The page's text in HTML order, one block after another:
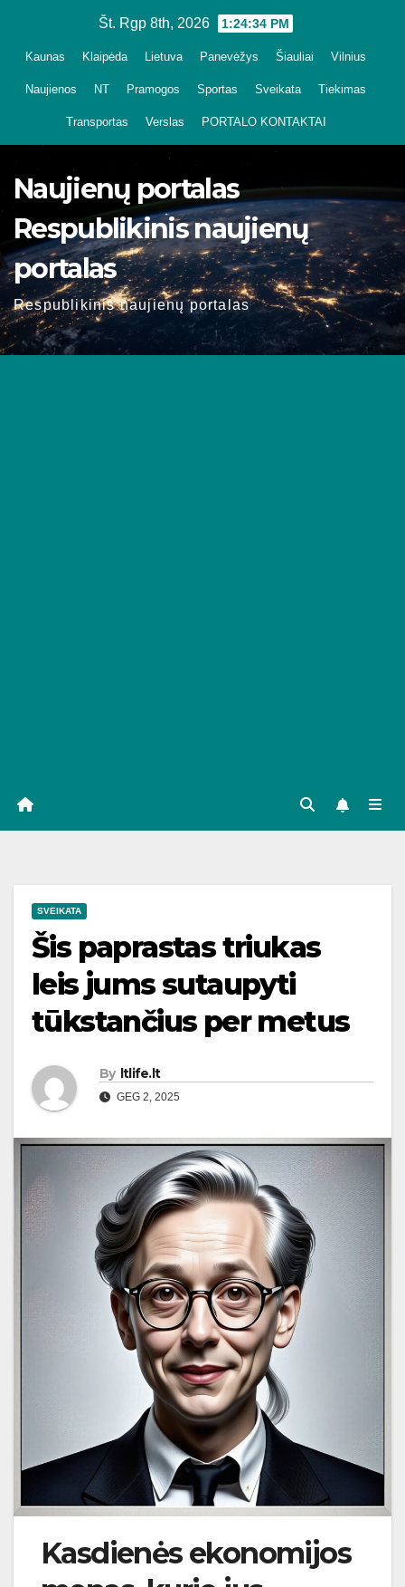
Št. Rgp 8th, 2026 1:24:35 PM
Kaunas Klaipėda Lietuva Panevėžys Šiauliai Vilnius
Naujienos NT Pramogos Sportas Sveikata Tiekimas
Transportas Verslas PORTALO KONTAKTAI
Naujienų portalas
Respublikinis naujienų
portalas
Respublikinis naujienų portalas
SVEIKATA
Šis paprastas triukas
leis jums sutaupyti
tūkstančius per metus
By ltlife.lt
GEG 2, 2025
Kasdienės ekonomijos